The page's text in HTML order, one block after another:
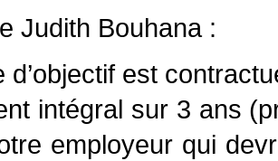
Judith Bouhana :
d’objectif est
intégral sur 3 ans
employeur qui